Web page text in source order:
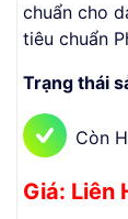
chuẩn cho
tiêu chuẩn
Trạng thái
Còn
Giá: Liên